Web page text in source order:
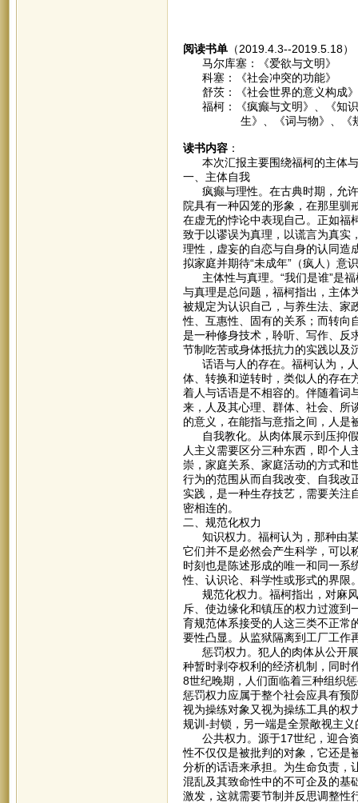
阅读书单（2019.4.3--2019.5.18）
马尔库塞：《爱欲与文明》
科塞：《社会冲突的功能》
舒茨：《社会世界的意义构成》
福柯：《疯癫与文明》、《知识
生》、《词与物》、《规训
读书内容：
本次汇报主要围绕福柯的主体与
一、主体自我
疯癫与理性。在古典时期，允许
院具有一种囚笼的形象，在那里驯
在虚无的悖论中表现自己。正如
致于以谬误为真理，以谎言为真实
理性，虚妄的自恋与自身的认同造
拟家庭并期待“未成年”（疯人）意
主体性与真理。“我们是谁”是福
与真理是总问题，福柯指出，主体
被规定为认识自己，与养生法、家
性、互惠性、固有的关系；而转向
是一种修身技术，聆听、写作、反
节制吃苦或身体抵抗力的实践以及
话语与人的存在。福柯认为，人
体、转换和逆转时，类似人的存在
着人与话语是不相容的。伴随着词
来，人及其心理、群体、社会、所
的意义，在能指与意指之间，人是
自我教化。从肉体展示到压抑假
人主义需要区分三种东西，即个
崇，家庭关系、家庭活动的方式和
行为的范围从而自我改变、自我改
实践，是一种生存技艺，需要关注
密相连的。
二、规范化权力
知识权力。福柯认为，那种由某
它们并不是必然会产生科学，可以
时刻也是陈述形成的唯一和同一系
性、认识论、科学性或形式的界限
规范化权力。福柯指出，对麻风
斥、使边缘化和镇压的权力过渡到
育规范体系接受的人这三类不正常
要性凸显。从监狱隔离到工厂工作
惩罚权力。犯人的肉体从公开展
种暂时剥夺权利的经济机制，同时
8世纪晚期，人们面临着三种组织
惩罚权力应属于整个社会应具有预
视为操练对象又视为操练工具的权
规训-封锁，另一端是全景敞视主
公共权力。源于17世纪，迎合资
性不仅仅是被批判的对象，它还是
分析的话语来承担。为生命负责，
混乱及其致命性中的不可企及的基
激发，这就需要节制并反思调整性